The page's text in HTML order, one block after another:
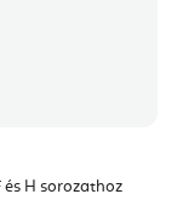
H sorozathoz